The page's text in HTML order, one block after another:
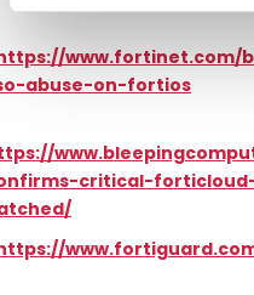
www.fortinet.com/
abuse-on-fortios
critical-